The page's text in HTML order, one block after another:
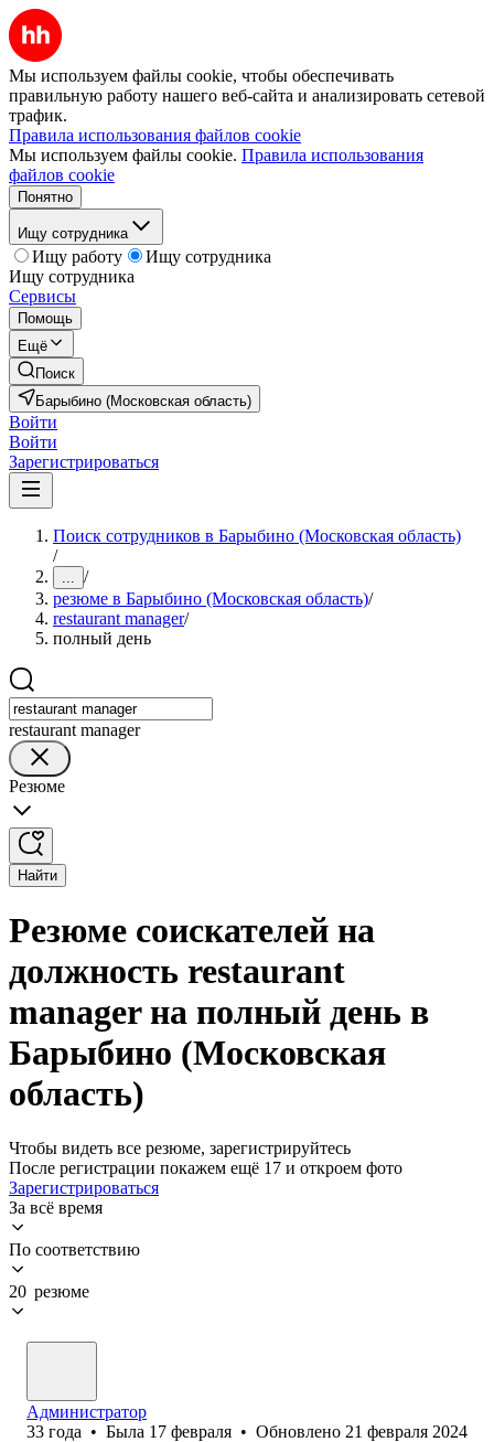
Мы используем файлы cookie, чтобы обеспечивать
правильную работу нашего веб-сайта и анализировать сетевой
трафик.
Правила использования файлов cookie
Мы используем файлы cookie. Правила использования
файлов cookie
Понятно
Ищу сотрудника
Ищу работу
Ищу сотрудника
Ищу сотрудника
Сервисы
Помощь
Ещё
Поиск
Барыбино (Московская область)
Войти
Войти
Зарегистрироваться
Поиск сотрудников в Барыбино (Московская область)
/
... /
резюме в Барыбино (Московская область)/
restaurant manager/
полный день
restaurant manager
Резюме
Найти
Резюме соискателей на
должность restaurant
manager на полный день в
Барыбино (Московская
область)
Чтобы видеть все резюме, зарегистрируйтесь
После регистрации покажем ещё 17 и откроем фото
Зарегистрироваться
За всё время
По соответствию
20 резюме
Администратор
33 года • Была 17 февраля • Обновлено 21 февраля 2024